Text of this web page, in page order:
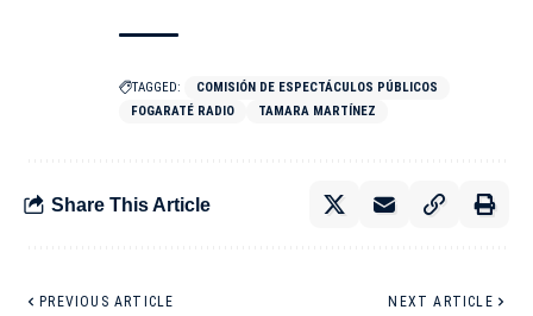
TAGGED:
COMISIÓN DE ESPECTÁCULOS PÚBLICOS
FOGARATÉ RADIO
TAMARA MARTÍNEZ
Share This Article
PREVIOUS ARTICLE NEXT ARTICLE